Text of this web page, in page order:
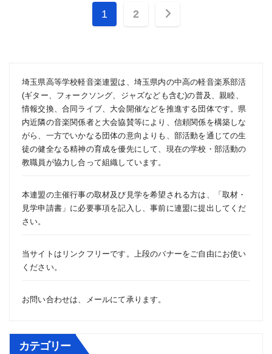
投
ペ
ー
ジ
送
り
1 2
埼玉県高等学校軽音楽連盟は、埼玉県内の中高の軽音楽系部活
(ギター、フォークソング、ジャズなども含む)の普及、親睦、
情報交換、合同ライブ、大会開催などを推進する団体です。県
内近隣の音楽関係者と大会協賛等により、信頼関係を構築しな
がら、一方でいかなる団体の意向よりも、部活動を通じての生
徒の健全なる精神の育成を優先にして、現在の学校・部活動の
教職員が協力し合って組織しています。
本連盟の主催行事の取材及び見学を希望される方は、「 取材・
見学申請書 」に必要事項を記入し、事前に連盟に提出してくだ
さい。
当サイトはリンクフリーです。上段のバナーをご自由にお使い
ください。
お問い合わせは、 メールにて承ります。
カテゴリー